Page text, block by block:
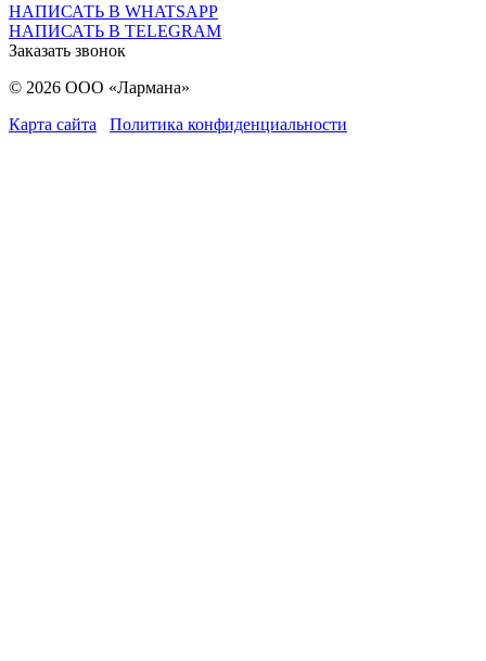
НАПИСАТЬ В WHATSAPP
НАПИСАТЬ В TELEGRAM
Заказать звонок
© 2026 ООО «Лармана»
Карта сайта
Политика конфиденциальности